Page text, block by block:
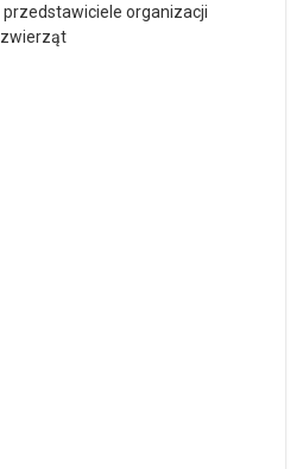
przedstawiciele organizacji
zwierząt